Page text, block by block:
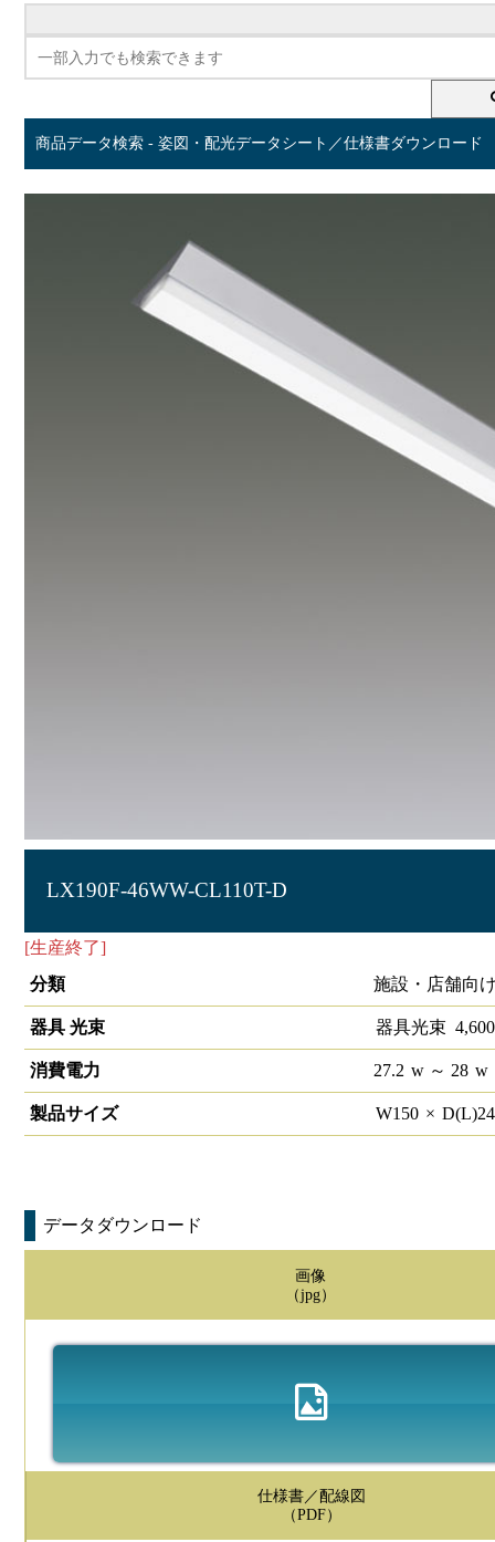
商品データ検索 - 姿図・配光データシート／仕様書ダウンロード
LX190F-46WW-CL110T-D
[生産終了]
分類
施設・店舗向
器具 光束 器具光束 4,600
消費電力 27.2 w～ 28 w
製品サイズ W150 × D(L)
データダウンロード
画像
（jpg）
仕様書／配線図
（PDF）